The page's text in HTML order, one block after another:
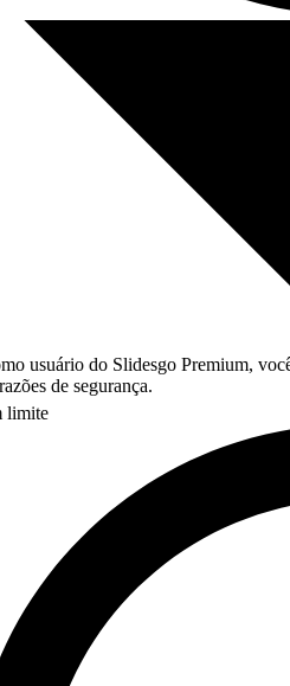
usuário do Slidesgo Premium,
de segurança.
limite